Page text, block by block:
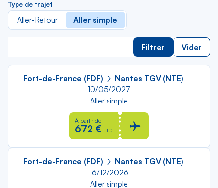
Type de trajet
Aller-Retour Aller simple
Filtrer Vider
Fort-de-France (FDF)
Nantes TGV (NTE)
10/05/2027
Aller simple
À partir de
672 € TTC
Fort-de-France (FDF)
Nantes TGV (NTE)
16/12/2026
Aller simple